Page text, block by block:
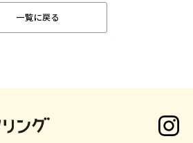
一覧に戻る